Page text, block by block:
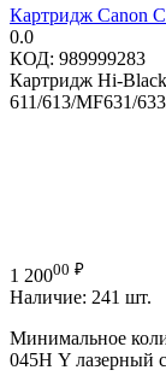
Картридж Canon
0.0
КОД: 989999283
Картридж Hi-
611/613/MF631/
1 20000 ₽
Наличие: 241 шт.
Минимальное
045H Y лазерный